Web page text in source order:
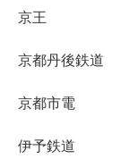
京王
京都丹後鉄道
京都市電
伊予鉄道